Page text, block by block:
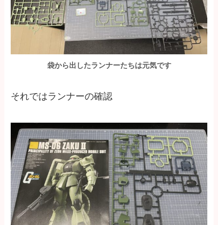
袋から出したランナーたちは元気です
それではランナーの確認